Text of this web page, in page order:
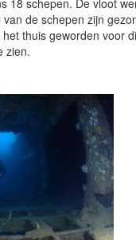
18 schepen. De vloot
de schepen zijn
thuis geworden voor
zien.